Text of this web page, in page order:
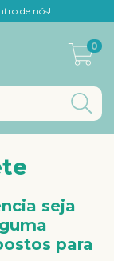
de nós!
0
seja
para